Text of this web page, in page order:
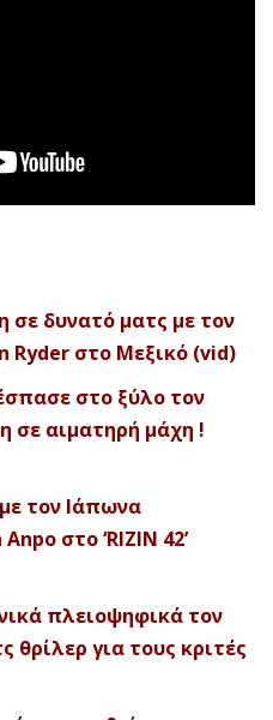
σε δυνατό ματς με τον
Ryder στο Μεξικό (vid)
στο ξύλο τον
σε αιματηρή μάχη !
τον Ιάπωνα
στο ‘RIZIN 42’
πλειοψηφικά τον
θρίλερ για τους κριτές